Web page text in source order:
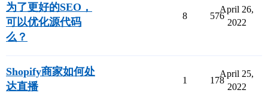
为了更好的SEO，
可以优化源代码
么？
8 576
April 26,
2022
Shopify商家如何处
达直播
1 178
April 25,
2022